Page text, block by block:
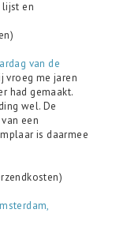
en
van de
vroeg me jaren
had gemaakt.
wel. De
een
is daarmee